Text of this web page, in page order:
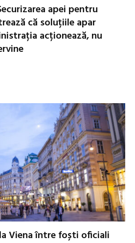
apei pentru
că soluțiile apar
acționează, nu
Viena între foști oficiali